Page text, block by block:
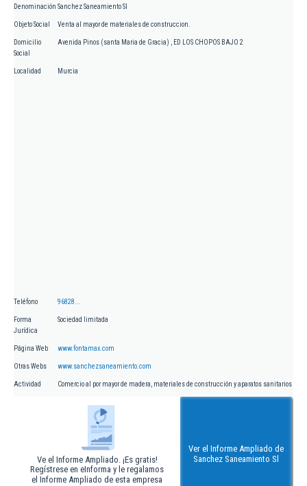
Denominación Sanchez Saneamiento Sl
Objeto Social Venta al mayor de materiales de construccion.
Domicilio
Social
Avenida Pinos (santa Maria de Gracia) , ED LOS CHOPOS BAJO 2
Localidad Murcia
Teléfono 96828...
Forma
Jurídica
Sociedad limitada
Página Web www.fontamax.com
Otras Webs www.sanchezsaneamiento.com
Actividad Comercio al por mayor de madera, materiales de construcción y aparatos sanitarios
Ve el Informe Ampliado. ¡Es gratis!
Regístrese en eInforma y le regalamos
el Informe Ampliado de esta empresa
Ver el Informe Ampliado de
Sanchez Saneamiento Sl